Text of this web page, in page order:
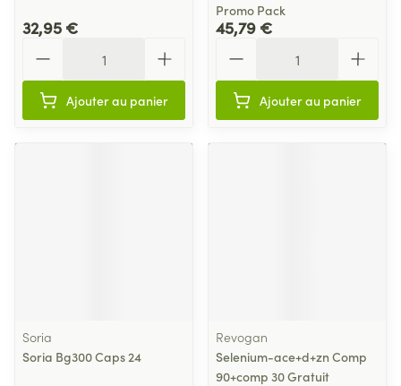
32,95 €
Ajouter au panier
Promo Pack
45,79 €
Ajouter au panier
Soria
Soria Bg300 Caps 24
Revogan
Selenium-ace+d+zn Comp
90+comp 30 Gratuit